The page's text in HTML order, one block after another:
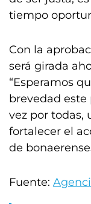
tiempo
Con la
será girada
“Esperamos
brevedad este
vez por todas,
fortalecer el
de
Fuente: